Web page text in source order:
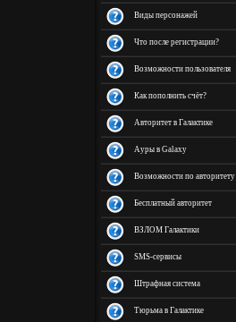
Виды персонажей
Что после регистрации?
Возможности пользователя
Как пополнить счёт?
Авторитет в Галактике
Ауры в Galaxy
Возможности по авторитету
Бесплатный авторитет
ВЗЛОМ Галактики
SMS-сервисы
Штрафная система
Тюрьма в Галактике